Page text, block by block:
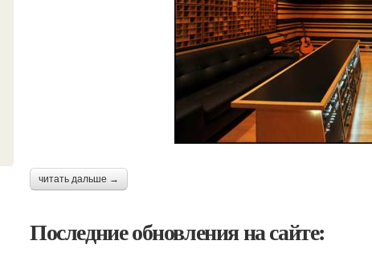
читать дальше →
Последние обновления на сайте: